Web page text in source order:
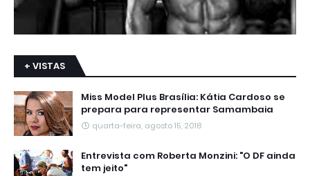
+ VISTAS
Miss Model Plus Brasília: Kátia Cardoso se
prepara para representar Samambaia
quarta-feira, agosto 15, 2018
Entrevista com Roberta Monzini: "O DF ainda
tem jeito"